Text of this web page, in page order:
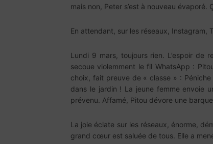
mais non, Peter s’est à nouveau
En attendant, sur les réseaux, Instagram,
Lundi 9 mars, toujours rien. L’espoir de
secoue violemment le fil WhatsApp :
choix, fait preuve de « classe » :
dans le jardin ! La jeune femme envoie
prévenu. Affamé, Pitou dévore une
La joie éclate sur les réseaux, énorme,
grand cœur est saluée de tous. Elle a